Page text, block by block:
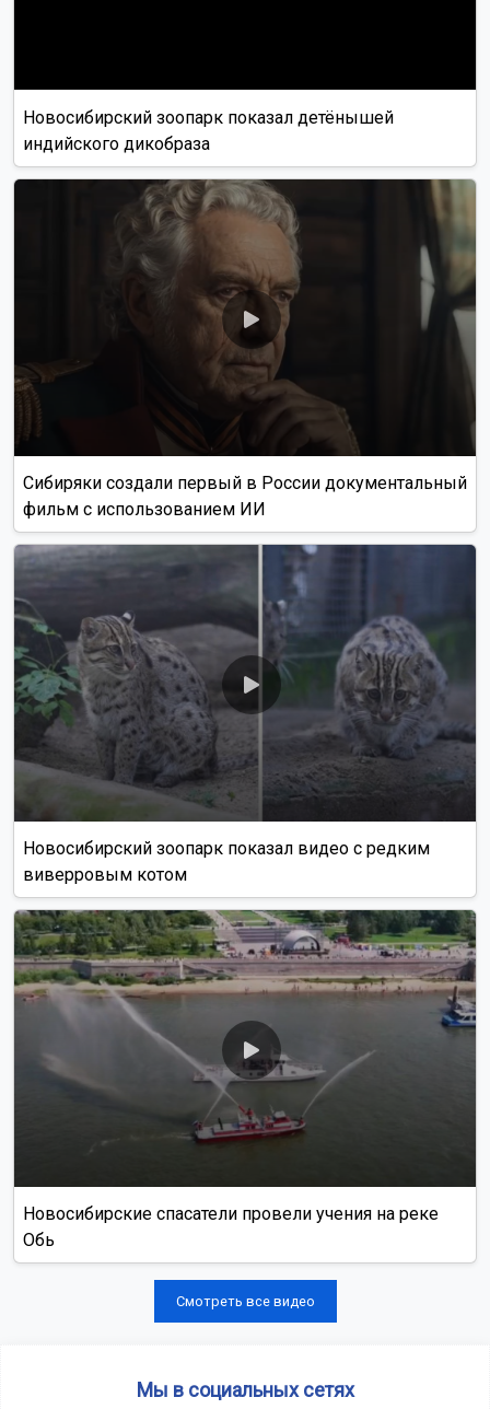
Новосибирский зоопарк показал детёнышей
индийского дикобраза
Сибиряки создали первый в России документальный
фильм с использованием ИИ
Новосибирский зоопарк показал видео с редким
виверровым котом
Новосибирские спасатели провели учения на реке
Обь
Смотреть все видео
Мы в социальных сетях